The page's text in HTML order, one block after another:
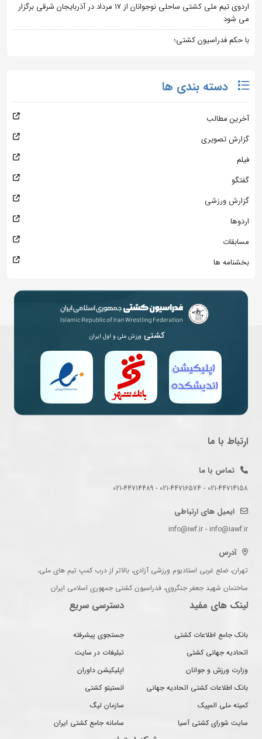
اردوی تیم ملی کشتی ساحلی نوجوانان از 17 مرداد در آذربایجان شرقی برگزار
می شود
با حکم فدراسیون کشتی؛
دسته بندی ها
آخرین مطالب
گزارش تصویری
فیلم
گفتگو
گزارش ورزشی
اردوها
مسابقات
بخشنامه ها
کشتی ورزش ملی و اول ایران
ارتباط با ما
تماس با ما
021-44714158 - 021-44716574 - 021-44714489
ایمیل های ارتباطی
info@iwf.ir - info@iawf.ir
آدرس
تهران، ضلع غربی استادیوم ورزشی آزادی، بالاتر از درب کمپ تیم های ملی،
ساختمان شهید جعفر جنگروی، فدراسیون کشتی جمهوری اسلامی ایران
لینک های مفید
بانک جامع اطلاعات کشتی
اتحادیه جهانی کشتی
وزارت ورزش و جوانان
بانک اطلاعات کشتی اتحادیه جهانی
کمیته ملی المپیک
سایت شورای کشتی آسیا
دسترسی سریع
جستجوی پیشرفته
تبلیغات در سایت
اپلیکیشن داوران
انستیتو کشتی
سازمان لیگ
سامانه جامع کشتی ایران